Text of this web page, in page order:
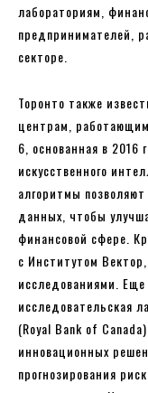
лабораториям,
предпринимателей,
секторе.
Торонто также
центрам,
6, основанная в 2016
искусственного
алгоритмы
данных, чтобы
финансовой сфере.
с Институтом
исследованиями.
исследовательская
(Royal Bank of
инновационных
прогнозирования